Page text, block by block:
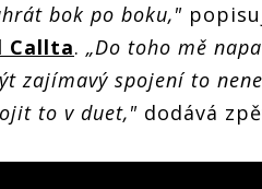
bok po boku,"
Callta. „Do toho mě
zajímavý spojení to
to v duet," dodává